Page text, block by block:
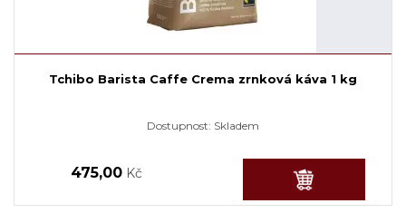
Tchibo Barista Caffe Crema zrnková káva 1 kg
Dostupnost: Skladem
475,00 Kč